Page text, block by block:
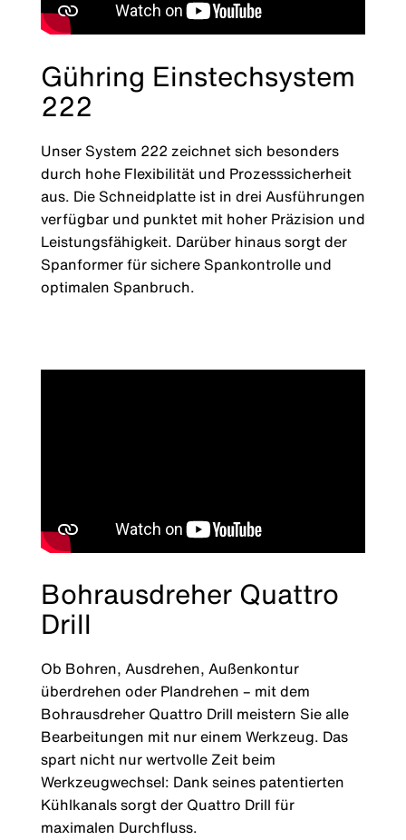
Gühring Einstechsystem
222
Unser System 222 zeichnet sich besonders
durch hohe Flexibilität und Prozesssicherheit
aus. Die Schneidplatte ist in drei Ausführungen
verfügbar und punktet mit hoher Präzision und
Leistungsfähigkeit. Darüber hinaus sorgt der
Spanformer für sichere Spankontrolle und
optimalen Spanbruch.
Bohrausdreher Quattro
Drill
Ob Bohren, Ausdrehen, Außenkontur
überdrehen oder Plandrehen – mit dem
Bohrausdreher Quattro Drill meistern Sie alle
Bearbeitungen mit nur einem Werkzeug. Das
spart nicht nur wertvolle Zeit beim
Werkzeugwechsel: Dank seines patentierten
Kühlkanals sorgt der Quattro Drill für
maximalen Durchfluss.